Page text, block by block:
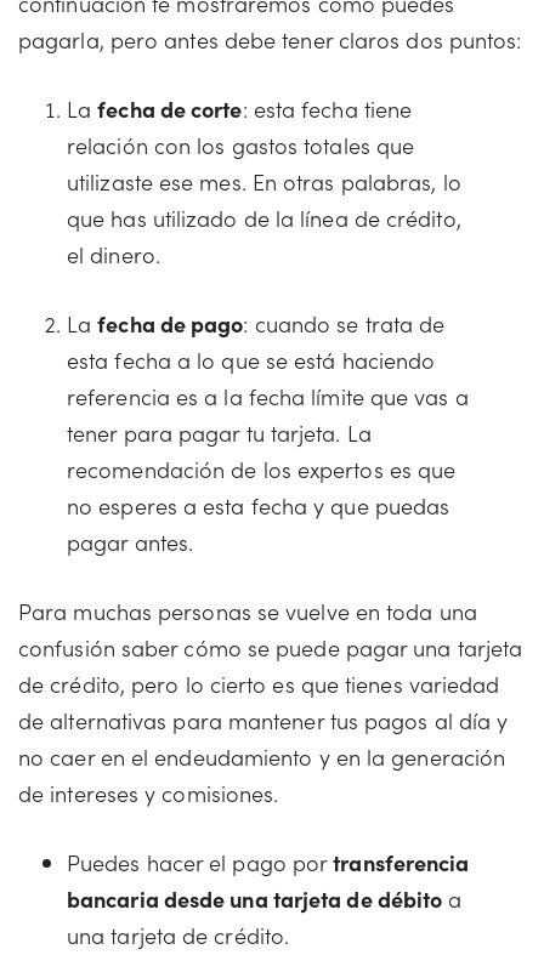
pagarla, pero antes debe tener claros dos puntos:
Lafecha de corte: esta fecha tiene
relación con los gastos totales que
utilizaste ese mes. En otras palabras, lo
que has utilizado de la línea de crédito,
el dinero.
Lafecha de pago: cuando se trata de
esta fecha a lo que se está haciendo
referencia es a la fecha límite que vas a
tener para pagar tu tarjeta. La
recomendación de los expertos es que
no esperes a esta fecha y que puedas
pagar antes.
Para muchas personas se vuelve en toda una
confusión saber cómo se puede pagar una tarjeta
de crédito, pero lo cierto es que tienes variedad
de alternativas para mantener tus pagos al día y
no caer en el endeudamiento y en la generación
de intereses y comisiones.
Puedes hacer el pago portransferencia
bancaria desde una tarjeta de débito a
una tarjeta de crédito.